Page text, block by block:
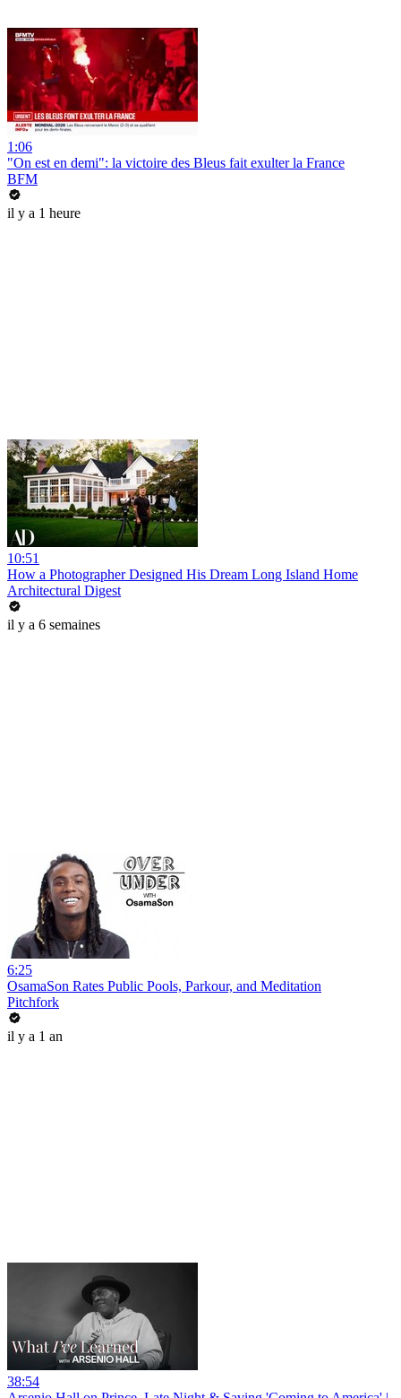
1:06
"On est en demi": la victoire des Bleus fait exulter la France
BFM
il y a 1 heure
10:51
How a Photographer Designed His Dream Long Island Home
Architectural Digest
il y a 6 semaines
6:25
OsamaSon Rates Public Pools, Parkour, and Meditation
Pitchfork
il y a 1 an
38:54